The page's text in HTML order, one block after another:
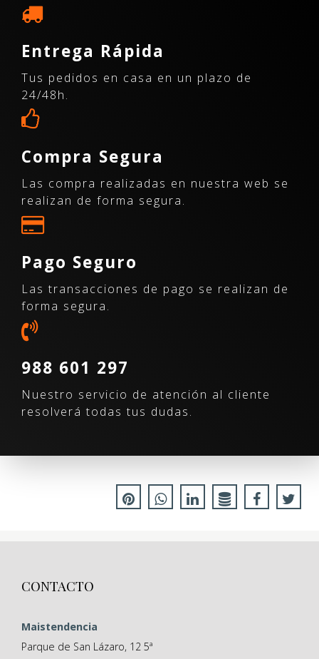
Entrega Rápida
Tus pedidos en casa en un plazo de
24/48h.
Compra Segura
Las compra realizadas en nuestra web se
realizan de forma segura.
Pago Seguro
Las transacciones de pago se realizan de
forma segura.
988 601 297
Nuestro servicio de atención al cliente
resolverá todas tus dudas.
CONTACTO
Maistendencia
Parque de San Lázaro, 12 5ª